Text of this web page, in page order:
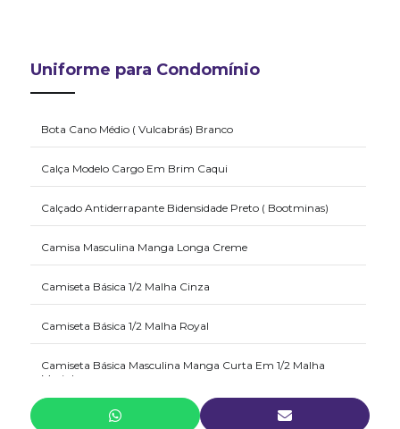
Uniforme para Condomínio
Bota Cano Médio ( Vulcabrás) Branco
Calça Modelo Cargo Em Brim Caqui
Calçado Antiderrapante Bidensidade Preto ( Bootminas)
Camisa Masculina Manga Longa Creme
Camiseta Básica 1/2 Malha Cinza
Camiseta Básica 1/2 Malha Royal
Camiseta Básica Masculina Manga Curta Em 1/2 Malha
Marinho
Camiseta Polo Em Piquet Marinho